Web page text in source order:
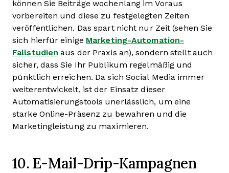
können Sie Beiträge wochenlang im Voraus
vorbereiten und diese zu festgelegten Zeiten
veröffentlichen. Das spart nicht nur Zeit (sehen Sie
sich hierfür einige Marketing-Automation-
Fallstudien aus der Praxis an), sondern stellt auch
sicher, dass Sie Ihr Publikum regelmäßig und
pünktlich erreichen. Da sich Social Media immer
weiterentwickelt, ist der Einsatz dieser
Automatisierungstools unerlässlich, um eine
starke Online-Präsenz zu bewahren und die
Marketingleistung zu maximieren.
10. E-Mail-Drip-Kampagnen